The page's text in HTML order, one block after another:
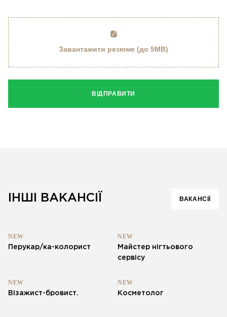
Завантажити резюме (до 5MB)
ВІДПРАВИТИ
ІНШІ ВАКАНСІЇ ВАКАНСІЇ
NEW
Перукар/ка-колорист
NEW
Майстер нігтьового
сервісу
NEW
Візажист-бровист.
NEW
Косметолог